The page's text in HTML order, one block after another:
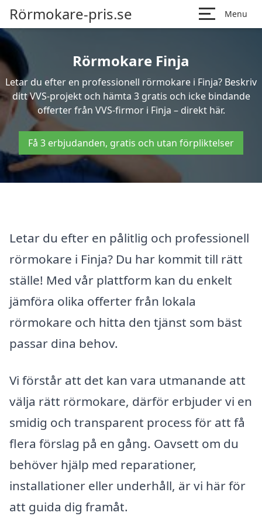
Rörmokare-pris.se Menu
Rörmokare Finja
Letar du efter en professionell rörmokare i Finja? Beskriv
ditt VVS-projekt och hämta 3 gratis och icke bindande
offerter från VVS-firmor i Finja – direkt här.
Få 3 erbjudanden, gratis och utan förpliktelser
Letar du efter en pålitlig och professionell
rörmokare i Finja? Du har kommit till rätt
ställe! Med vår plattform kan du enkelt
jämföra olika offerter från lokala
rörmokare och hitta den tjänst som bäst
passar dina behov.
Vi förstår att det kan vara utmanande att
välja rätt rörmokare, därför erbjuder vi en
smidig och transparent process för att få
flera förslag på en gång. Oavsett om du
behöver hjälp med reparationer,
installationer eller underhåll, är vi här för
att guida dig framåt.